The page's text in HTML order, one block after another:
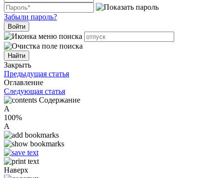
Забыли пароль?
Войти
Закрыть
Предыдущая статья
Оглавление
Следующая статья
Содержание
A
100%
A
Наверх